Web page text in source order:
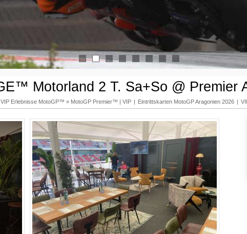
1 3 4
Motorland 2 T. Sa+So @ Premier
VIP Erlebnisse MotoGP™ » MotoGP Premier™ | VIP | Eintrittskarten MotoGP Aragonien 2026 |